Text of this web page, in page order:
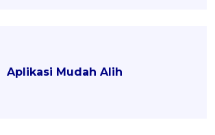
Aplikasi Mudah Alih